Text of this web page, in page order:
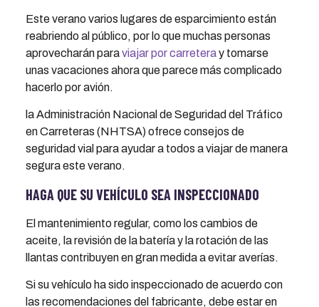
Este verano varios lugares de esparcimiento están
reabriendo al público, por lo que muchas personas
aprovecharán paraviajar por carreteray tomarse
unas vacaciones ahora que parece más complicado
hacerlo por avión.
la Administración Nacional de Seguridad del Tráfico
en Carreteras (NHTSA) ofrece consejos de
seguridad vial para ayudar a todos a viajar de manera
segura este verano.
HAGA QUE SU VEHÍCULO SEA INSPECCIONADO
El mantenimiento regular, como los cambios de
aceite, la revisión de la batería y la rotación de las
llantas contribuyen en gran medida a evitar averías.
Si su vehículo ha sido inspeccionado de acuerdo con
las recomendaciones del fabricante, debe estar en